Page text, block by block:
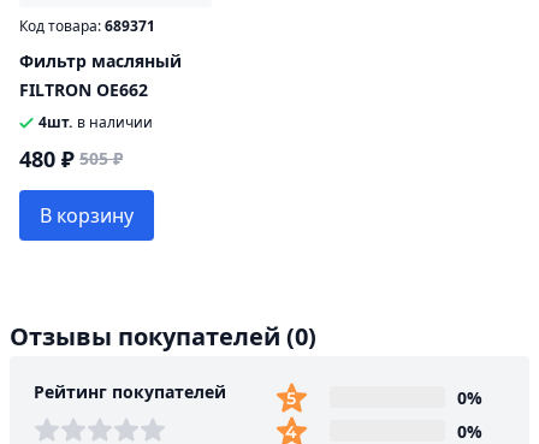
Код товара:689371
Фильтр масляный
FILTRON OE662
4шт. в наличии
480 ₽ 505 ₽
В корзину
Отзывы покупателей (0)
Рейтинг покупателей
0%
0%